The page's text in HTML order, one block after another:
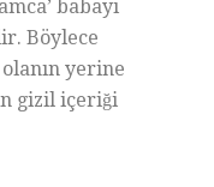
babayı
Böylece
yerine
gizil içeriği